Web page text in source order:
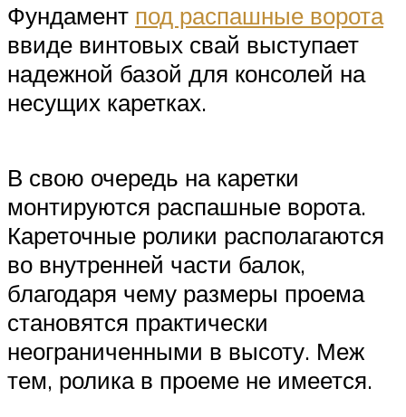
Фундамент под распашные ворота
ввиде винтовых свай выступает
надежной базой для консолей на
несущих каретках.
В свою очередь на каретки
монтируются распашные ворота.
Кареточные ролики располагаются
во внутренней части балок,
благодаря чему размеры проема
становятся практически
неограниченными в высоту. Меж
тем, ролика в проеме не имеется.